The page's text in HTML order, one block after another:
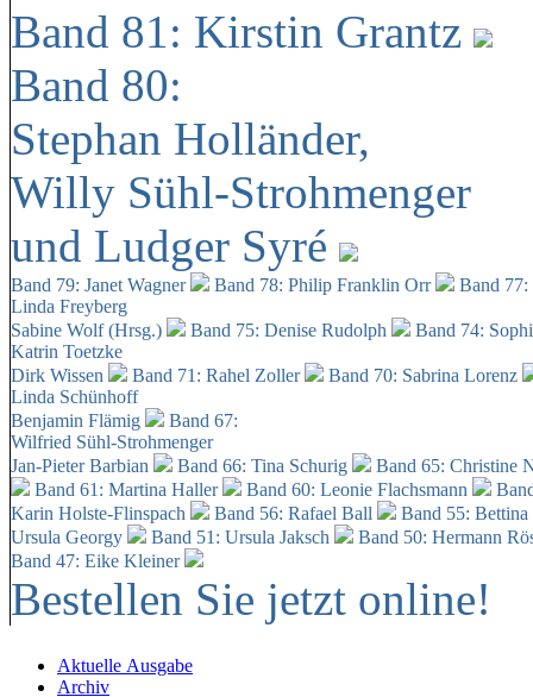
Band 81: Kirstin Grantz
Band 80:
Stephan Holländer,
Willy Sühl-Strohmenger
und Ludger Syré
Band 79: Janet Wagner Band 78: Philip Franklin Orr
Band
Linda Freyberg
Sabine Wolf (Hrsg.)
Band 75: Denise Rudolph
Band 74:
Katrin Toetzke
Dirk Wissen
Band 71: Rahel Zoller
Band 70: Sabrina Lorenz
Linda Schünhoff
Benjamin Flämig
Band 67:
Wilfried Sühl-Strohmenger
Jan-Pieter Barbian
Band 66: Tina Schurig
Band 65: Christine
Band 61: Martina Haller
Band 60: Leonie Flachsmann
Karin Holste-Flinspach
Band 56: Rafael Ball
Band 55:
Ursula Georgy
Band 51: Ursula Jaksch Band 50: Hermann
Band 47: Eike Kleiner
Bestellen Sie jetzt online!
Aktuelle Ausgabe
Archiv